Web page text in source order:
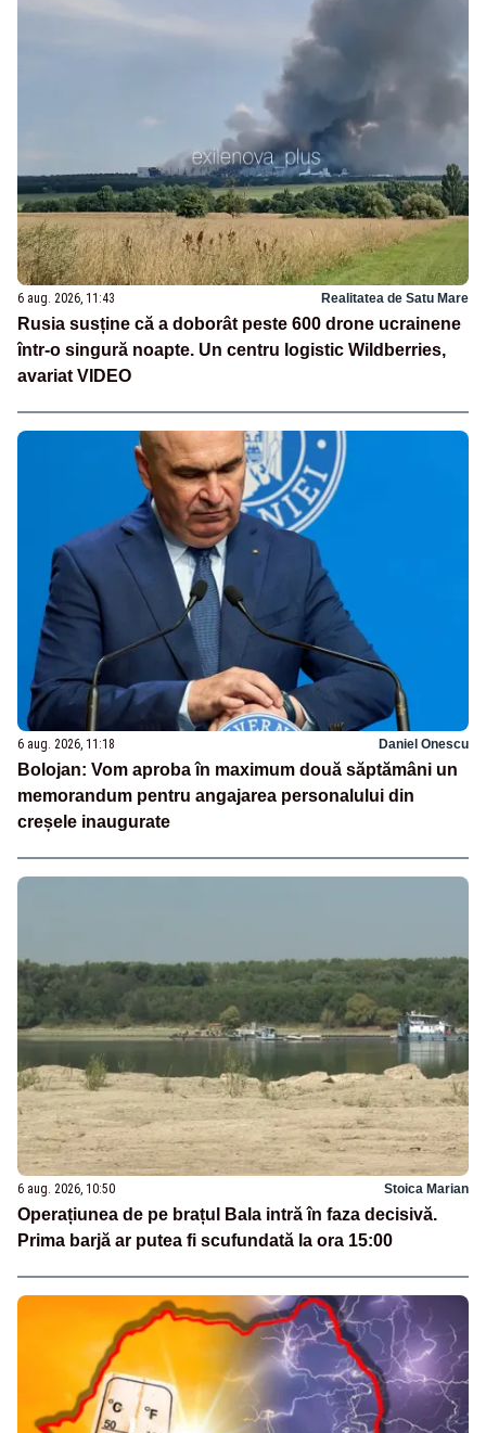
6 aug. 2026, 11:43 Realitatea de Satu Mare
Rusia susține că a doborât peste 600 drone ucrainene
într-o singură noapte. Un centru logistic Wildberries,
avariat VIDEO
6 aug. 2026, 11:18 Daniel Onescu
Bolojan: Vom aproba în maximum două săptămâni un
memorandum pentru angajarea personalului din
creșele inaugurate
6 aug. 2026, 10:50 Stoica Marian
Operațiunea de pe brațul Bala intră în faza decisivă.
Prima barjă ar putea fi scufundată la ora 15:00